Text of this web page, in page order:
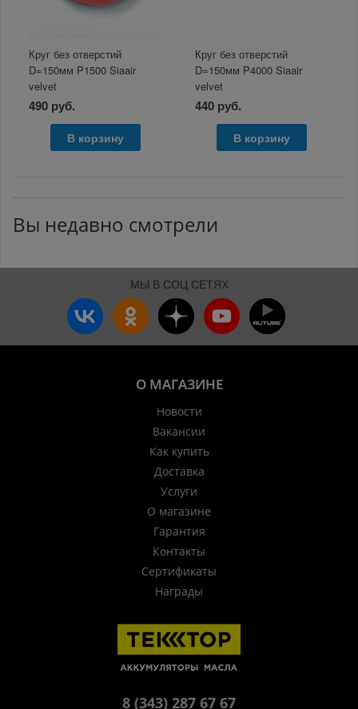
Круг без отверстий
D=150мм P1500 Siaair
velvet
490 руб.
В корзину
Круг без отверстий
D=150мм P4000 Siaair
velvet
440 руб.
В корзину
Вы недавно смотрели
МЫ В СОЦ СЕТЯХ
О МАГАЗИНЕ
Новости
Вакансии
Как купить
Доставка
Услуги
О магазине
Гарантия
Контакты
Сертификаты
Награды
8 (343) 287 67 67